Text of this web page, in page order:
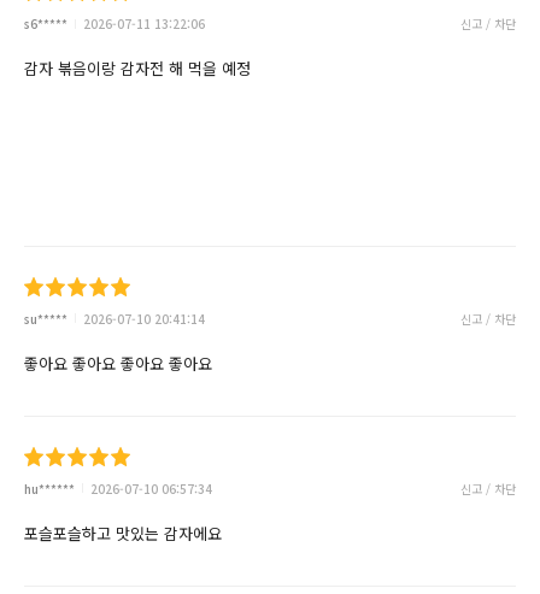
s6***** 2026-07-11 13:22:06 신고 / 차단
감자 볶음이랑 감자전 해 먹을 예정
su***** 2026-07-10 20:41:14 신고 / 차단
좋아요 좋아요 좋아요 좋아요
hu****** 2026-07-10 06:57:34 신고 / 차단
포슬포슬하고 맛있는 감자에요